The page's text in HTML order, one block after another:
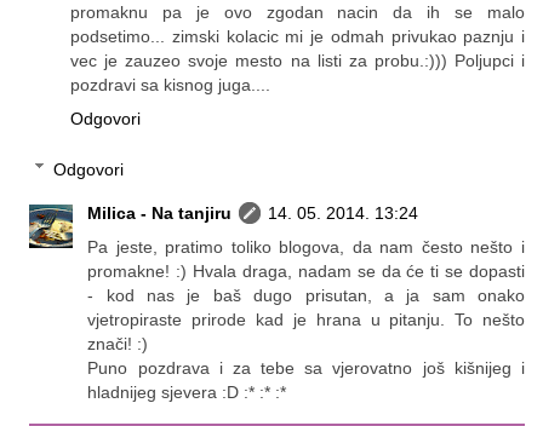
promaknu pa je ovo zgodan nacin da ih se malo
podsetimo... zimski kolacic mi je odmah privukao paznju i
vec je zauzeo svoje mesto na listi za probu.:))) Poljupci i
pozdravi sa kisnog juga....
Odgovori
Odgovori
Milica - Na tanjiru
14. 05. 2014. 13:24
Pa jeste, pratimo toliko blogova, da nam često nešto i
promakne! :) Hvala draga, nadam se da će ti se dopasti
- kod nas je baš dugo prisutan, a ja sam onako
vjetropiraste prirode kad je hrana u pitanju. To nešto
znači! :)
Puno pozdrava i za tebe sa vjerovatno još kišnijeg i
hladnijeg sjevera :D :* :* :*